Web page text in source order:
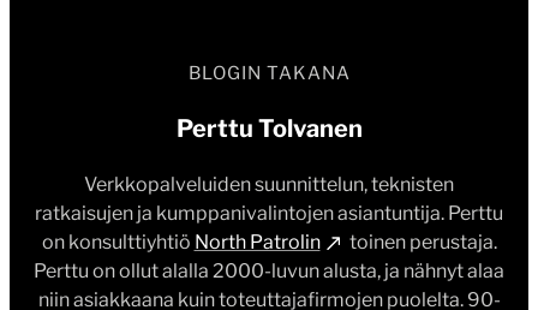
BLOGIN TAKANA
Perttu Tolvanen
Verkkopalveluiden suunnittelun, teknisten
ratkaisujen ja kumppanivalintojen asiantuntija. Perttu
on konsulttiyhtiö North Patrolin
toinen perustaja.
Perttu on ollut alalla 2000-luvun alusta, ja nähnyt alaa
niin asiakkaana kuin toteuttajafirmojen puolelta. 90-